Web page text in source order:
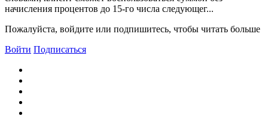
начисления процентов до 15-го числа следующег...
Пожалуйста, войдите или подпишитесь, чтобы читать больше
Войти Подписаться